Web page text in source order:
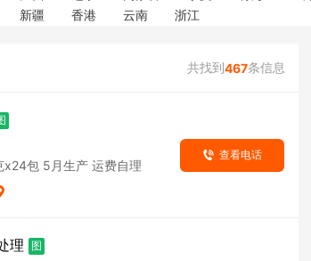
新疆 香港 云南 浙江
共找到467条信息
包 5月生产 运费自理
查看电话
理
图